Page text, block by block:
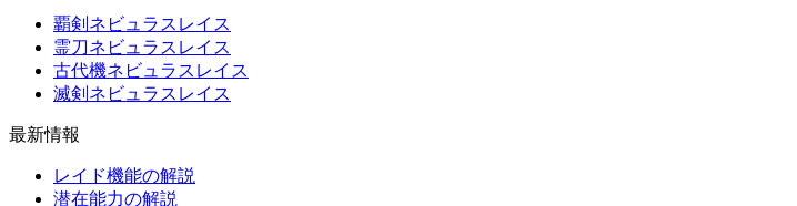
覇剣ネビュラスレイス
霊刀ネビュラスレイス
古代機ネビュラスレイス
滅剣ネビュラスレイス
最新情報
レイド機能の解説
潜在能力の解説